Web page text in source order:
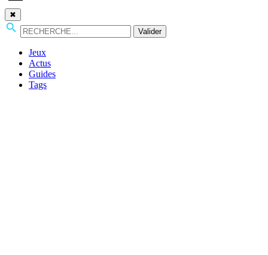
✖
Valider
Jeux
Actus
Guides
Tags